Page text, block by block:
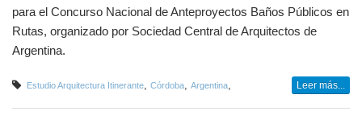
para el Concurso Nacional de Anteproyectos Baños Públicos en
Rutas, organizado por Sociedad Central de Arquitectos de
Argentina.
Estudio Arquitectura Itinerante Córdoba Argentina Leer más...